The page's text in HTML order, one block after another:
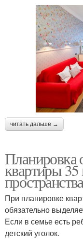
читать дальше →
Планировка
квартиры 35
пространства
При планировке
обязательно
Если в семье есть
детский уголок.